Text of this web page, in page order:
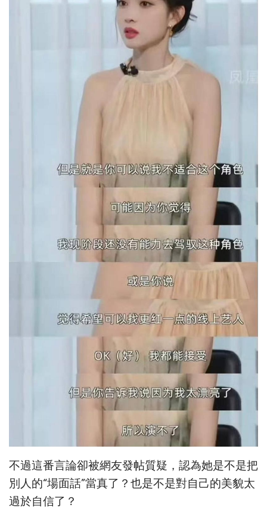
不過這番言論卻被網友發帖質疑，認為她是不是把
別人的“場面話”當真了？也是不是對自己的美貌太
過於自信了？